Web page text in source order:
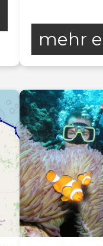
mehr